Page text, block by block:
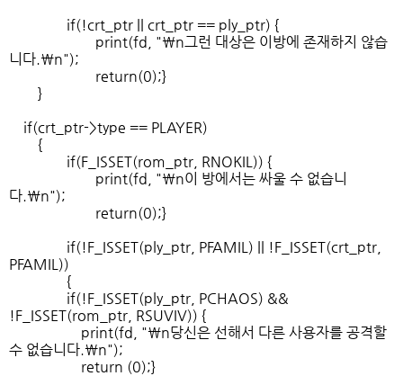
if(!crt_ptr || crt_ptr == ply_ptr) {
print(fd, "\n그런 대상은 이방에 존재하지 않습
니다.\n");
return(0);}
}
if(crt_ptr->type == PLAYER)
{
if(F_ISSET(rom_ptr, RNOKIL)) {
print(fd, "\n이 방에서는 싸울 수 없습니
다.\n");
return(0);}
if(!F_ISSET(ply_ptr, PFAMIL) || !F_ISSET(crt_ptr,
PFAMIL))
{
if(!F_ISSET(ply_ptr, PCHAOS) &&
!F_ISSET(rom_ptr, RSUVIV)) {
print(fd, "\n당신은 선해서 다른 사용자를 공격할
수 없습니다.\n");
return (0);}